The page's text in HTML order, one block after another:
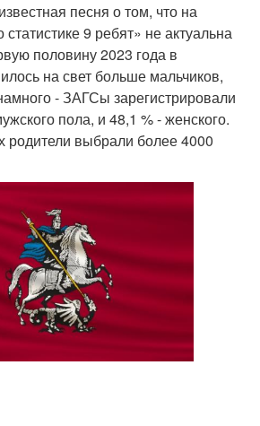
песня о том, что на
статистике 9 ребят» не актуальна
половину 2023 года в
на свет больше мальчиков,
- ЗАГСы зарегистрировали
пола, и 48,1 % - женского.
выбрали более 4000